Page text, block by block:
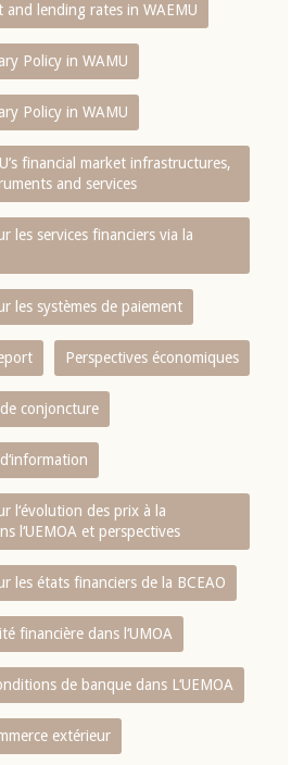
and lending rates in WAEMU
Policy in WAMU
Policy in WAMU
financial market infrastructures,
and services
les services financiers via la
les systèmes de paiement
Perspectives économiques
conjoncture
l‘évolution des prix à la
l‘UEMOA et perspectives
les états financiers de la BCEAO
financière dans l‘UMOA
de banque dans L‘UEMOA
extérieur